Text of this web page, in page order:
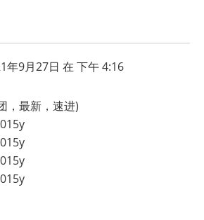
年9月27日 在 下午 4:16
，最新，速进)